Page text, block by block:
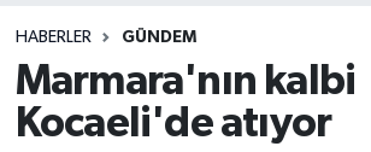
HABERLER GÜNDEM
Marmara'nın kalbi
Kocaeli'de atıyor
Son Dakika Haberleri
Haber Arşivi